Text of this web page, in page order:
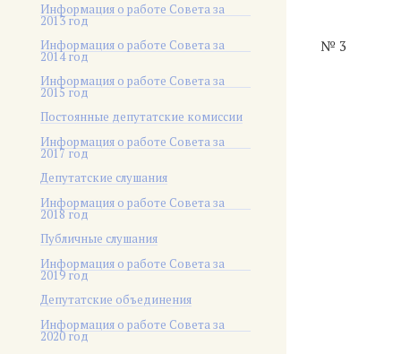
Информация о работе Совета за
2013 год
Информация о работе Совета за
2014 год
Информация о работе Совета за
2015 год
Постоянные депутатские комиссии
Информация о работе Совета за
2017 год
Депутатские слушания
Информация о работе Совета за
2018 год
Публичные слушания
Информация о работе Совета за
2019 год
Депутатские объединения
Информация о работе Совета за
2020 год
№ 3